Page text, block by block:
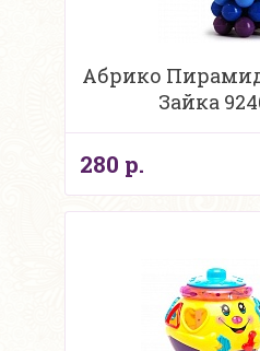
Абрико
Зайка
280 р.